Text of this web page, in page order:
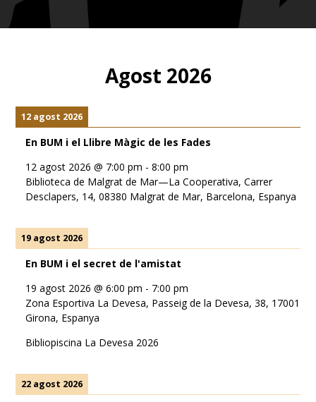
Agost 2026
12 agost 2026
En BUM i el Llibre Màgic de les Fades
12 agost 2026 @ 7:00 pm -8:00 pm
Biblioteca de Malgrat de Mar—La Cooperativa, Carrer
Desclapers, 14, 08380 Malgrat de Mar, Barcelona, Espanya
19 agost 2026
En BUM i el secret de l'amistat
19 agost 2026 @6:00 pm - 7:00 pm
Zona Esportiva La Devesa, Passeig de la Devesa, 38, 17001
Girona, Espanya
Bibliopiscina La Devesa 2026
22 agost 2026